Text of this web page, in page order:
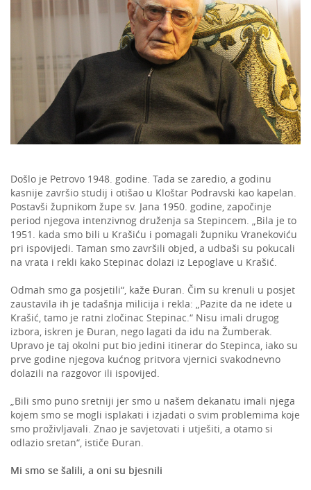
Došlo je Petrovo 1948. godine. Tada se zaredio, a godinu
kasnije završio studij i otišao u Kloštar Podravski kao kapelan.
Postavši župnikom župe sv. Jana 1950. godine, započinje
period njegova intenzivnog druženja sa Stepincem. „Bila je to
1951. kada smo bili u Krašiću i pomagali župniku Vranekoviću
pri ispovijedi. Taman smo završili objed, a udbaši su pokucali
na vrata i rekli kako Stepinac dolazi iz Lepoglave u Krašić.
Odmah smo ga posjetili“, kaže Đuran. Čim su krenuli u posjet
zaustavila ih je tadašnja milicija i rekla: „Pazite da ne idete u
Krašić, tamo je ratni zločinac Stepinac.“ Nisu imali drugog
izbora, iskren je Đuran, nego lagati da idu na Žumberak.
Upravo je taj okolni put bio jedini itinerar do Stepinca, iako su
prve godine njegova kućnog pritvora vjernici svakodnevno
dolazili na razgovor ili ispovijed.
„Bili smo puno sretniji jer smo u našem dekanatu imali njega
kojem smo se mogli isplakati i izjadati o svim problemima koje
smo proživljavali. Znao je savjetovati i utješiti, a otamo si
odlazio sretan“, ističe Đuran.
Mi smo se šalili, a oni su bjesnili